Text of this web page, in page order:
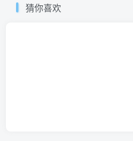
猜你喜欢